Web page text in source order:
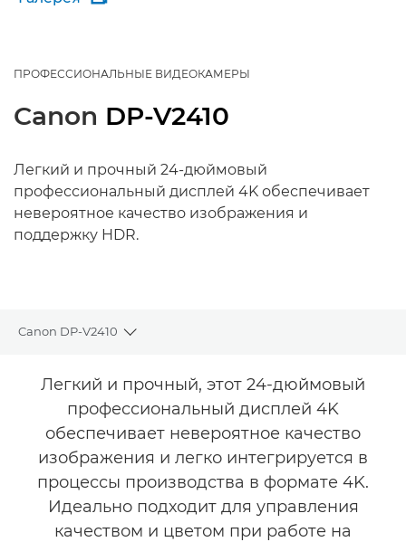
ПРОФЕССИОНАЛЬНЫЕ ВИДЕОКАМЕРЫ
Canon DP-V2410
Легкий и прочный 24-дюймовый
профессиональный дисплей 4K обеспечивает
невероятное качество изображения и
поддержку HDR.
Canon DP-V2410
Toggle breadcrumbs
Общая информация
Технические характеристики
Легкий и прочный, этот 24-дюймовый
профессиональный дисплей 4K
обеспечивает невероятное качество
изображения и легко интегрируется в
процессы производства в формате 4K.
Идеально подходит для управления
качеством и цветом при работе на